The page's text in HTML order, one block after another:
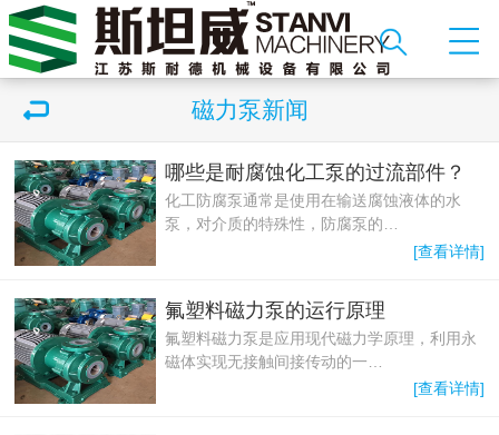
磁力泵新闻
哪些是耐腐蚀化工泵的过流部件？
化工防腐泵通常是使用在输送腐蚀液体的水
泵，对介质的特殊性，防腐泵的…
[查看详情]
氟塑料磁力泵的运行原理
氟塑料磁力泵是应用现代磁力学原理，利用永
磁体实现无接触间接传动的一…
[查看详情]